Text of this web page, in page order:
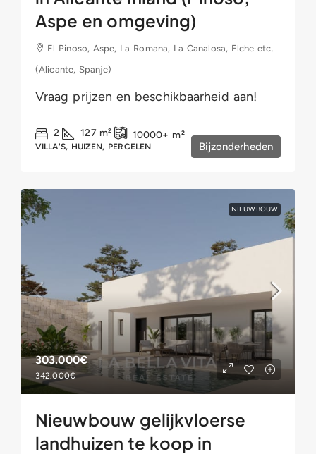
Aspe en omgeving)
El Pinoso, Aspe, La Romana, La Canalosa, Elche etc.
(Alicante, Spanje)
Vraag prijzen en beschikbaarheid aan!
2 127 m² 10000+ m²
VILLA'S, HUIZEN, PERCELEN Bijzonderheden
NIEUWBOUW
303.000€
342.000€
Nieuwbouw gelijkvloerse
landhuizen te koop in